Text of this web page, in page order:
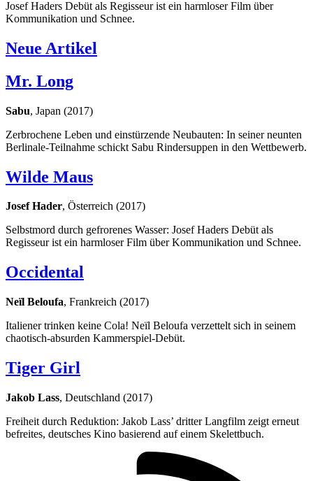
Josef Haders Debüt als Regisseur ist ein harmloser Film über
Kommunikation und Schnee.
Neue Artikel
Mr. Long
Sabu, Japan (2017)
Zerbrochene Leben und einstürzende Neubauten: In seiner neunten
Berlinale-Teilnahme schickt Sabu Rindersuppen in den Wettbewerb.
Wilde Maus
Josef Hader, Österreich (2017)
Selbstmord durch gefrorenes Wasser: Josef Haders Debüt als
Regisseur ist ein harmloser Film über Kommunikation und Schnee.
Occidental
Neïl Beloufa, Frankreich (2017)
Italiener trinken keine Cola! Neïl Beloufa verzettelt sich in seinem
chaotisch-absurden Kammerspiel-Debüt.
Tiger Girl
Jakob Lass, Deutschland (2017)
Freiheit durch Reduktion: Jakob Lass’ dritter Langfilm zeigt erneut
befreites, deutsches Kino basierend auf einem Skelettbuch.